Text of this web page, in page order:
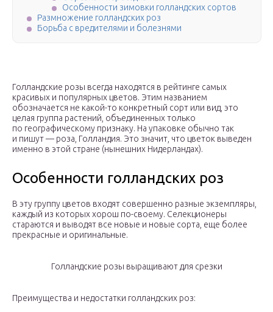
Особенности зимовки голландских сортов
Размножение голландских роз
Борьба с вредителями и болезнями
Голландские розы всегда находятся в рейтинге самых
красивых и популярных цветов. Этим названием
обозначается не какой-то конкретный сорт или вид, это
целая группа растений, объединенных только
по географическому признаку. На упаковке обычно так
и пишут — роза, Голландия. Это значит, что цветок выведен
именно в этой стране (нынешних Нидерландах).
Особенности голландских роз
В эту группу цветов входят совершенно разные экземпляры,
каждый из которых хорош по-своему. Селекционеры
стараются и выводят все новые и новые сорта, еще более
прекрасные и оригинальные.
Голландские розы выращивают для срезки
Преимущества и недостатки голландских роз: